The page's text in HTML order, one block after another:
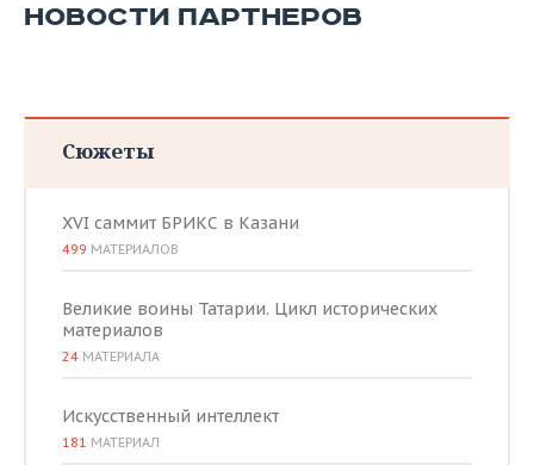
НОВОСТИ ПАРТНЕРОВ
Сюжеты
XVI саммит БРИКС в Казани
499 МАТЕРИАЛОВ
Великие воины Татарии. Цикл исторических
материалов
24 МАТЕРИАЛА
Искусственный интеллект
181 МАТЕРИАЛ